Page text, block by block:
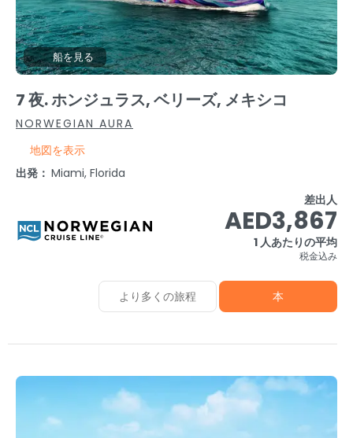
船を見る
7 夜. ホンジュラス, ベリーズ, メキシコ
NORWEGIAN AURA
地図を表示
出発： Miami, Florida
差出人
AED3,867
1 人あたりの平均
税金込み
より多くの旅程 本